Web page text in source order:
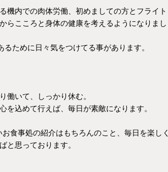
機内での肉体労働、初めましての方と フライト
らこころと身体の健康を考えるようになりまし
ために日々気をつけてる事があります。
働いて、しっかり休む。
を込めて行えば、毎日が素敵になります。
食事処の紹介はもちろんのこと、毎日を楽しく
と思っております。